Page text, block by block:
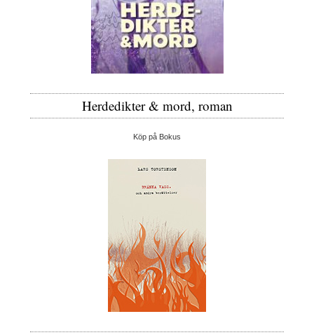
Herdedikter & mord, roman
Köp på Bokus